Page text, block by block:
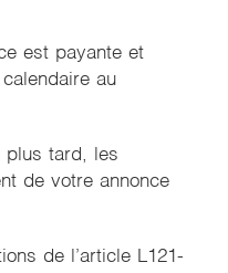
est payante et
au
plus tard, les
de votre annonce
de l’article L121-